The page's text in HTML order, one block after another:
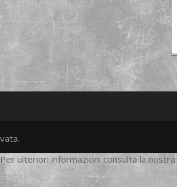
facebook
ulteriori informazioni consulta la nostra